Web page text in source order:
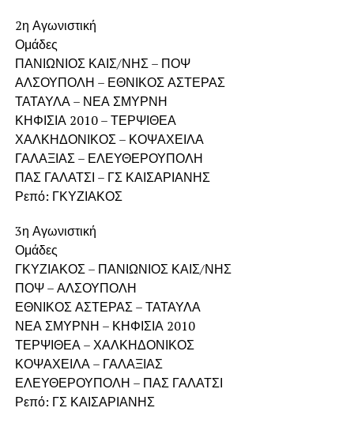
2η Αγωνιστική
Ομάδες
ΠΑΝΙΩΝΙΟΣ ΚΑΙΣ/ΝΗΣ – ΠΟΨ
ΑΛΣΟΥΠΟΛΗ – ΕΘΝΙΚΟΣ ΑΣΤΕΡΑΣ
ΤΑΤΑΥΛΑ – ΝΕΑ ΣΜΥΡΝΗ
ΚΗΦΙΣΙΑ 2010 – ΤΕΡΨΙΘΕΑ
ΧΑΛΚΗΔΟΝΙΚΟΣ – ΚΟΨΑΧΕΙΛΑ
ΓΑΛΑΞΙΑΣ – ΕΛΕΥΘΕΡΟΥΠΟΛΗ
ΠΑΣ ΓΑΛΑΤΣΙ – ΓΣ ΚΑΙΣΑΡΙΑΝΗΣ
Ρεπό: ΓΚΥΖΙΑΚΟΣ
3η Αγωνιστική
Ομάδες
ΓΚΥΖΙΑΚΟΣ – ΠΑΝΙΩΝΙΟΣ ΚΑΙΣ/ΝΗΣ
ΠΟΨ – ΑΛΣΟΥΠΟΛΗ
ΕΘΝΙΚΟΣ ΑΣΤΕΡΑΣ – ΤΑΤΑΥΛΑ
ΝΕΑ ΣΜΥΡΝΗ – ΚΗΦΙΣΙΑ 2010
ΤΕΡΨΙΘΕΑ – ΧΑΛΚΗΔΟΝΙΚΟΣ
ΚΟΨΑΧΕΙΛΑ – ΓΑΛΑΞΙΑΣ
ΕΛΕΥΘΕΡΟΥΠΟΛΗ – ΠΑΣ ΓΑΛΑΤΣΙ
Ρεπό: ΓΣ ΚΑΙΣΑΡΙΑΝΗΣ